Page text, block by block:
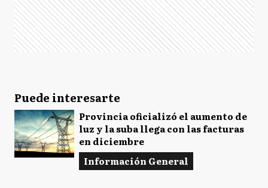
Puede interesarte
Provincia oficializó el aumento de
luz y la suba llega con las facturas
en diciembre
Información General